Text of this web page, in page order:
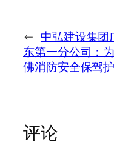
← 中弘建设集团
东第一分公司：
佛消防安全保驾
评论